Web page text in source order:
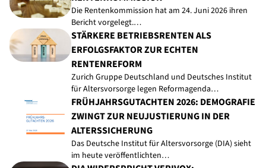
Die Rentenkommission hat am 24. Juni 2026 ihren
Bericht vorgelegt.…
STÄRKERE BETRIEBSRENTEN ALS
ERFOLGSFAKTOR ZUR ECHTEN
RENTENREFORM
Zurich Gruppe Deutschland und Deutsches Institut
für Altersvorsorge legen Reformagenda…
FRÜHJAHRSGUTACHTEN 2026: DEMOGRAFIE
ZWINGT ZUR NEUJUSTIERUNG IN DER
ALTERSSICHERUNG
Das Deutsche Institut für Altersvorsorge (DIA) sieht
im heute veröffentlichten…